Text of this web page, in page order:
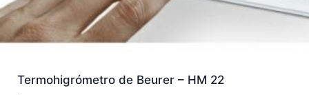
Termohigrómetro de Beurer – HM 22